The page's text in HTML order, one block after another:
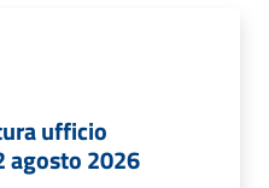
ufficio
agosto 2026